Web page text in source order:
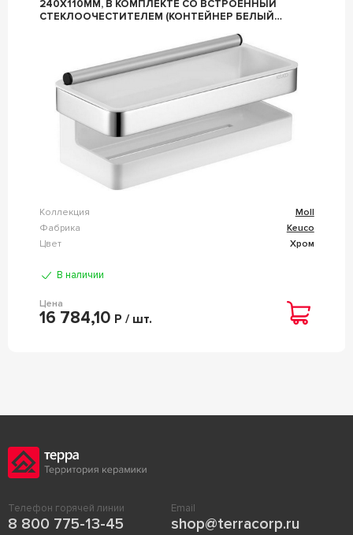
240Х110ММ, В КОМПЛЕКТЕ СО ВСТРОЕННЫЙ
СТЕКЛООЧЕСТИТЕЛЕМ (КОНТЕЙНЕР БЕЛЫЙ
Коллекция
Moll
Фабрика
Keuco
Цвет
Хром
В наличии
Цена
16 784,10 Р / шт.
Телефон горячей линии
8 800 775-13-45
Email
shop@terracorp.ru